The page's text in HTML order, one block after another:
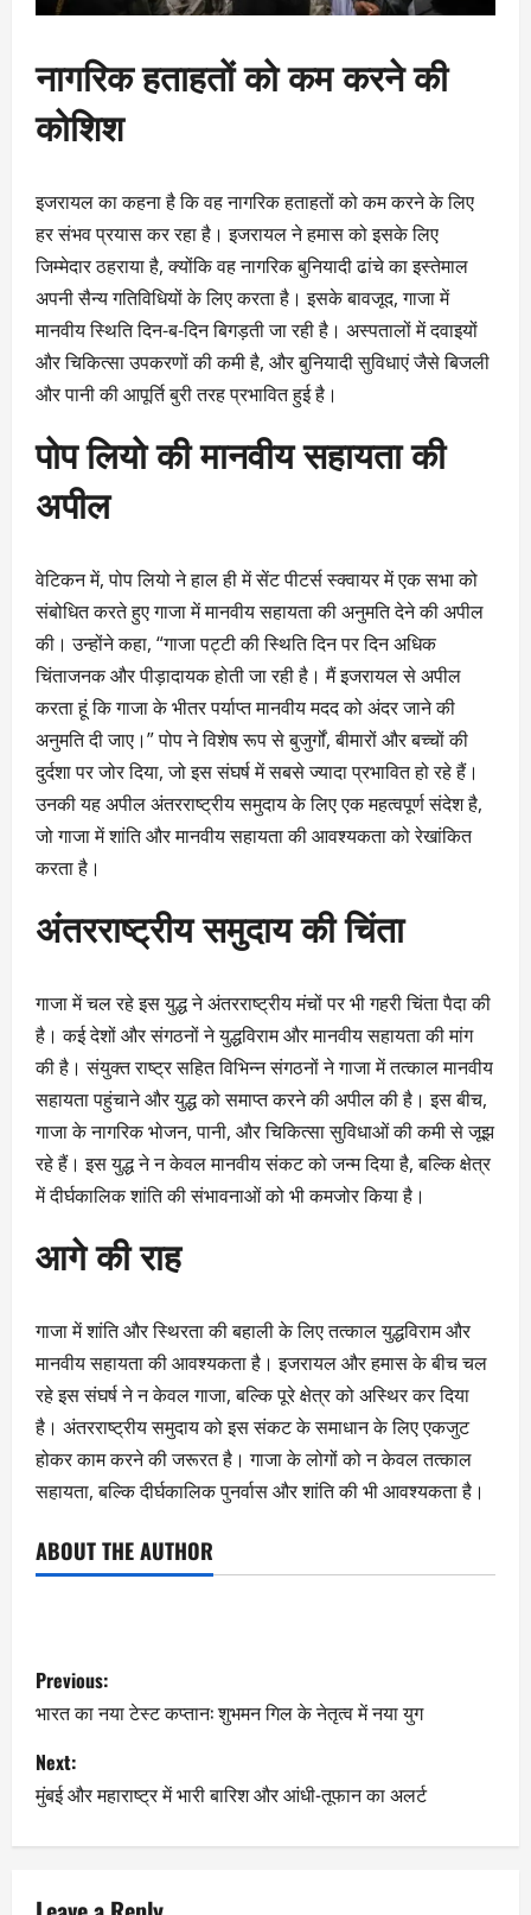
नागरिक हताहतों को कम करने की
कोशिश
इजरायल का कहना है कि वह नागरिक हताहतों को कम करने के लिए
हर संभव प्रयास कर रहा है। इजरायल ने हमास को इसके लिए
जिम्मेदार ठहराया है, क्योंकि वह नागरिक बुनियादी ढांचे का इस्तेमाल
अपनी सैन्य गतिविधियों के लिए करता है। इसके बावजूद, गाजा में
मानवीय स्थिति दिन-ब-दिन बिगड़ती जा रही है। अस्पतालों में दवाइयों
और चिकित्सा उपकरणों की कमी है, और बुनियादी सुविधाएं जैसे बिजली
और पानी की आपूर्ति बुरी तरह प्रभावित हुई है।
पोप लियो की मानवीय सहायता की
अपील
वेटिकन में, पोप लियो ने हाल ही में सेंट पीटर्स स्क्वायर में एक सभा को
संबोधित करते हुए गाजा में मानवीय सहायता की अनुमति देने की अपील
की। उन्होंने कहा, “गाजा पट्टी की स्थिति दिन पर दिन अधिक
चिंताजनक और पीड़ादायक होती जा रही है। मैं इजरायल से अपील
करता हूं कि गाजा के भीतर पर्याप्त मानवीय मदद को अंदर जाने की
अनुमति दी जाए।” पोप ने विशेष रूप से बुजुर्गों, बीमारों और बच्चों की
दुर्दशा पर जोर दिया, जो इस संघर्ष में सबसे ज्यादा प्रभावित हो रहे हैं।
उनकी यह अपील अंतरराष्ट्रीय समुदाय के लिए एक महत्वपूर्ण संदेश है,
जो गाजा में शांति और मानवीय सहायता की आवश्यकता को रेखांकित
करता है।
अंतरराष्ट्रीय समुदाय की चिंता
गाजा में चल रहे इस युद्ध ने अंतरराष्ट्रीय मंचों पर भी गहरी चिंता पैदा की
है। कई देशों और संगठनों ने युद्धविराम और मानवीय सहायता की मांग
की है। संयुक्त राष्ट्र सहित विभिन्न संगठनों ने गाजा में तत्काल मानवीय
सहायता पहुंचाने और युद्ध को समाप्त करने की अपील की है। इस बीच,
गाजा के नागरिक भोजन, पानी, और चिकित्सा सुविधाओं की कमी से जूझ
रहे हैं। इस युद्ध ने न केवल मानवीय संकट को जन्म दिया है, बल्कि क्षेत्र
में दीर्घकालिक शांति की संभावनाओं को भी कमजोर किया है।
आगे की राह
गाजा में शांति और स्थिरता की बहाली के लिए तत्काल युद्धविराम और
मानवीय सहायता की आवश्यकता है। इजरायल और हमास के बीच चल
रहे इस संघर्ष ने न केवल गाजा, बल्कि पूरे क्षेत्र को अस्थिर कर दिया
है। अंतरराष्ट्रीय समुदाय को इस संकट के समाधान के लिए एकजुट
होकर काम करने की जरूरत है। गाजा के लोगों को न केवल तत्काल
सहायता, बल्कि दीर्घकालिक पुनर्वास और शांति की भी आवश्यकता है।
ABOUT THE AUTHOR
Previous:
भारत का नया टेस्ट कप्तान: शुभमन गिल के नेतृत्व में नया युग
Next:
मुंबई और महाराष्ट्र में भारी बारिश और आंधी-तूफान का अलर्ट